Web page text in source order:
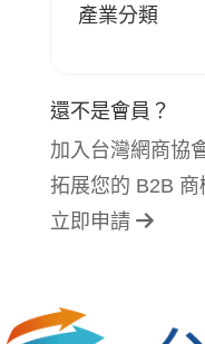
產業分類
還不是會員？
加入台灣網商協
拓展您的 B2B 商
立即申請